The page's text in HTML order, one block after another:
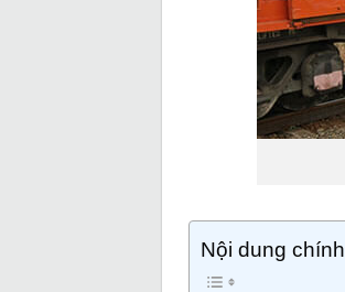
Nội dung chính